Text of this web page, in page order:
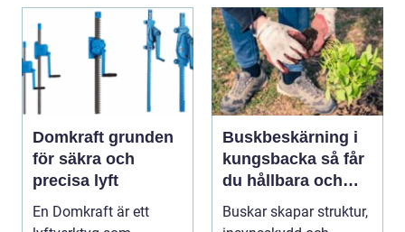
Domkraft grunden
för säkra och
precisa lyft
En Domkraft är ett
Buskbeskärning i
kungsbacka så får
du hållbara och
vackra buskar året
runt
Buskar skapar struktur,